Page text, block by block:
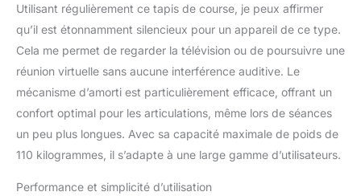
pouvez facilement suivre
vos données
d'entraînement. Grâce à
l'affichage LED du tapis
de course et à
l'application mobile, vous
pouvez lire visuellement
votre temps
d'entraînement, votre
vos calories pendant
Utilisant régulièrement ce tapis de course, je peux affirmer
qu’il est étonnamment silencieux pour un appareil de ce type.
Cela me permet de regarder la télévision ou de poursuivre une
réunion virtuelle sans aucune interférence auditive. Le
mécanisme d’amorti est particulièrement efficace, offrant un
confort optimal pour les articulations, même lors de séances
un peu plus longues. Avec sa capacité maximale de poids de
110 kilogrammes, il s’adapte à une large gamme d’utilisateurs.
Performance et simplicité d’utilisation